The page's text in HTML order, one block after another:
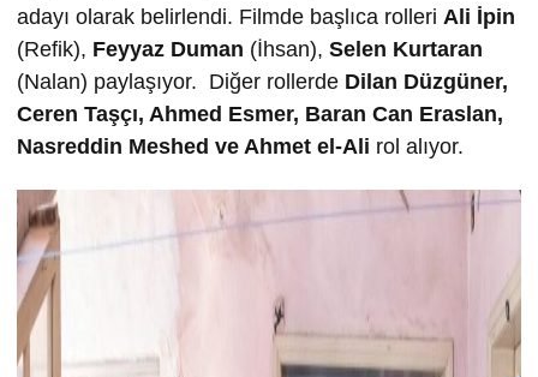
adayı olarak belirlendi. Filmde başlıca rolleri Ali İpin
(Refik), Feyyaz Duman (İhsan), Selen Kurtaran
(Nalan) paylaşıyor. Diğer rollerde Dilan Düzgüner,
Ceren Taşçı, Ahmed Esmer, Baran Can Eraslan,
Nasreddin Meshed ve Ahmet el-Ali rol alıyor.